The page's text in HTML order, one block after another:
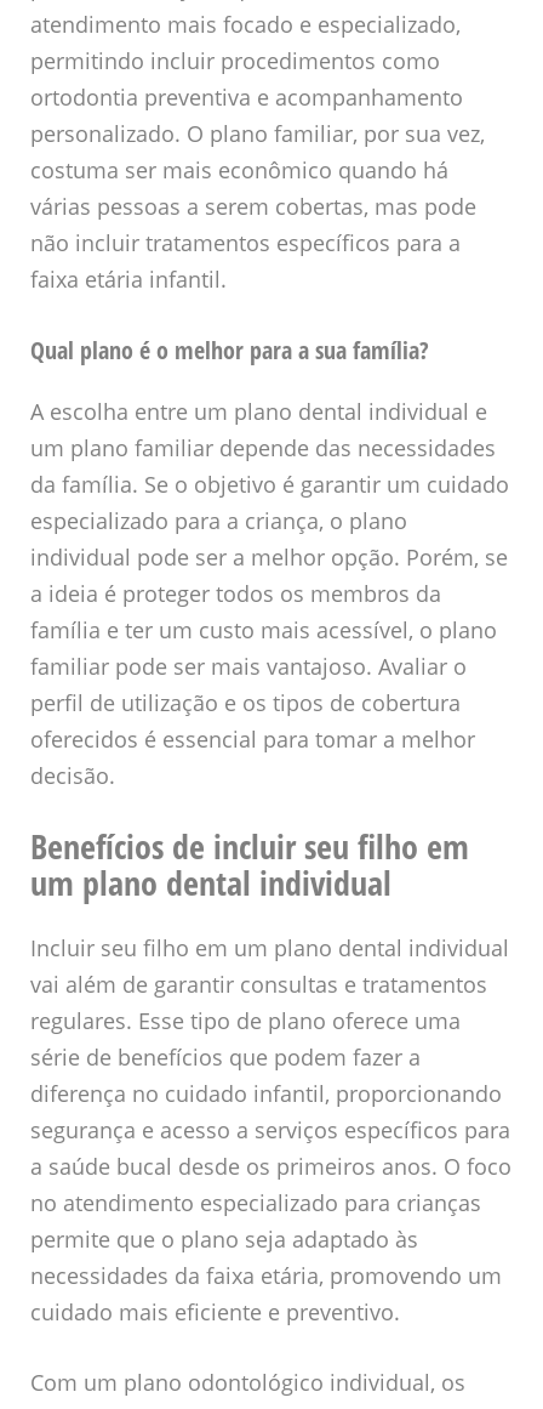
atendimento mais focado e especializado,
permitindo incluir procedimentos como
ortodontia preventiva e acompanhamento
personalizado. O plano familiar, por sua vez,
costuma ser mais econômico quando há
várias pessoas a serem cobertas, mas pode
não incluir tratamentos específicos para a
faixa etária infantil.
Qual plano é o melhor para a sua família?
A escolha entre um plano dental individual e
um plano familiar depende das necessidades
da família. Se o objetivo é garantir um cuidado
especializado para a criança, o plano
individual pode ser a melhor opção. Porém, se
a ideia é proteger todos os membros da
família e ter um custo mais acessível, o plano
familiar pode ser mais vantajoso. Avaliar o
perfil de utilização e os tipos de cobertura
oferecidos é essencial para tomar a melhor
decisão.
Benefícios de incluir seu filho em
um plano dental individual
Incluir seu filho em um plano dental individual
vai além de garantir consultas e tratamentos
regulares. Esse tipo de plano oferece uma
série de benefícios que podem fazer a
diferença no cuidado infantil, proporcionando
segurança e acesso a serviços específicos para
a saúde bucal desde os primeiros anos. O foco
no atendimento especializado para crianças
permite que o plano seja adaptado às
necessidades da faixa etária, promovendo um
cuidado mais eficiente e preventivo.
Com um plano odontológico individual, os